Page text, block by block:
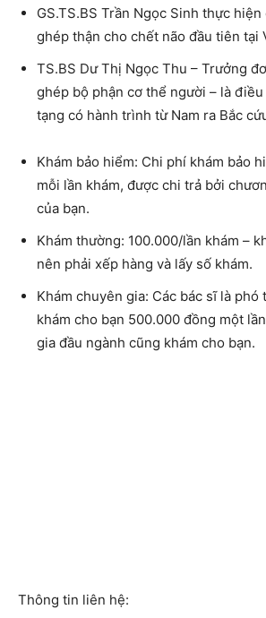
GS.TS.BS Trần Ngọc Sinh thực
ghép thận cho chết não đầu tiên tại
TS.BS Dư Thị Ngọc Thu – Trưởng
ghép bộ phận cơ thể người – là
tạng có hành trình từ Nam ra Bắc
Khám bảo hiểm: Chi phí khám bảo
mỗi lần khám, được chi trả bởi
của bạn.
Khám thường: 100.000/lần khám –
nên phải xếp hàng và lấy số khám.
Khám chuyên gia: Các bác sĩ là phó
khám cho bạn 500.000 đồng một
gia đầu ngành cũng khám cho bạn.
Thông tin liên hệ: